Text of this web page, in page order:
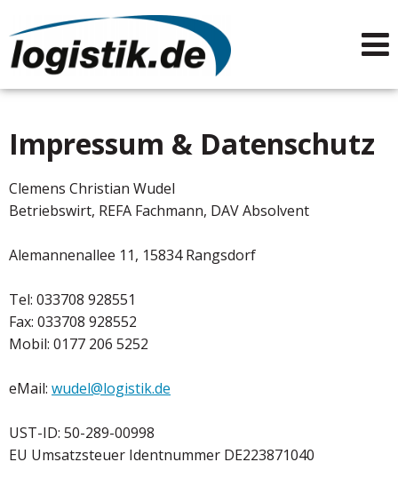
Impressum & Datenschutz
Clemens Christian Wudel
Betriebswirt, REFA Fachmann, DAV Absolvent
Alemannenallee 11, 15834 Rangsdorf
Tel: 033708 928551
Fax: 033708 928552
Mobil: 0177 206 5252
eMail: wudel@logistik.de
UST-ID: 50-289-00998
EU Umsatzsteuer Identnummer DE223871040